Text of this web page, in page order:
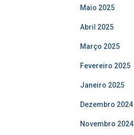
Maio 2025
Abril 2025
Março 2025
Fevereiro 2025
Janeiro 2025
Dezembro 2024
Novembro 2024